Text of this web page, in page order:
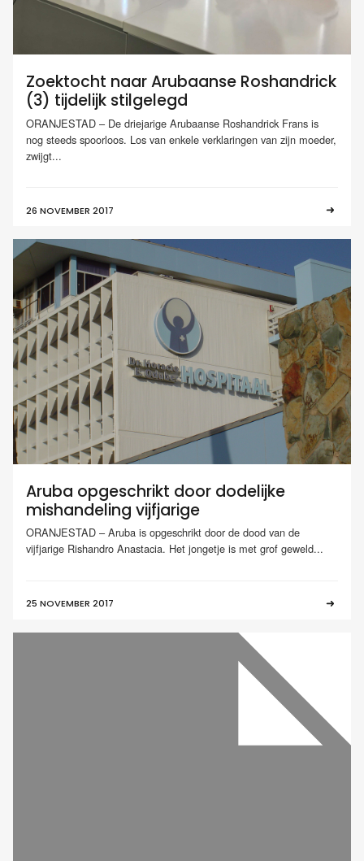
Zoektocht naar Arubaanse Roshandrick
(3) tijdelijk stilgelegd
ORANJESTAD – De driejarige Arubaanse Roshandrick Frans is
nog steeds spoorloos. Los van enkele verklaringen van zijn moeder,
zwijgt...
26 NOVEMBER 2017
Aruba opgeschrikt door dodelijke
mishandeling vijfjarige
ORANJESTAD – Aruba is opgeschrikt door de dood van de
vijfjarige Rishandro Anastacia. Het jongetje is met grof geweld...
25 NOVEMBER 2017